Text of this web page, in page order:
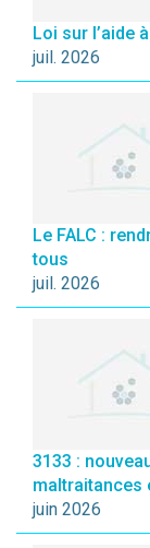
Loi sur l’aide
juil. 2026
Le FALC :
tous
juil. 2026
3133 :
maltraitances
juin 2026